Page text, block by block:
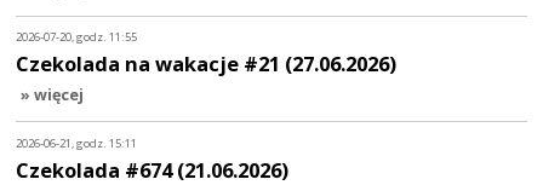
2026-07-20, godz. 11:55
Czekolada na wakacje #21 (27.06.2026)
» więcej
2026-06-21, godz. 15:11
Czekolada #674 (21.06.2026)